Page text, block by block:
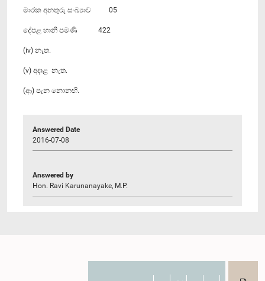
මාරක අනතුරු සංඛ්‍යාව 05
දේපළ හානි පමණි 422
(iv) නැත.
(v) අදාළ නැත.
(ආ) පැන නොනඟී.
Answered Date
2016-07-08
Answered by
Hon. Ravi Karunanayake, M.P.